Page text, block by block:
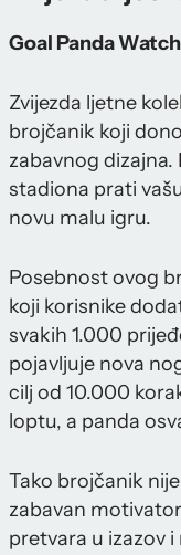
Goal Panda
Zvijezda ljetne
brojčanik koji
zabavnog
stadiona prati
novu malu igru.
Posebnost ovog
koji korisnike
svakih 1.000
pojavljuje nova
cilj od 10.000
loptu, a panda
Tako brojčanik
zabavan
pretvara u izazov i